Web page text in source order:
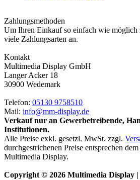
Zahlungsmethoden
Um Ihren Einkauf so einfach wie möglich
viele Zahlungsarten an.
Kontakt
Multimedia Display GmbH
Langer Acker 18
30900 Wedemark
Telefon: 05130 9758510
Mail: info@mm-display.de
Verkauf nur an Gewerbetreibende,
Institutionen.
Alle Preise exkl. gesetzl. MwSt. zzgl.
durchgestrichenen Preise entsprechen
Multimedia Display.
Copyright © 2026 Multimedia Display